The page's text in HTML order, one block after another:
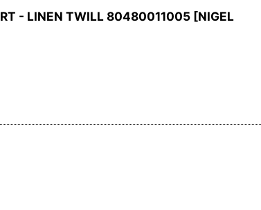
- LINEN TWILL 80480011005 [NIGEL